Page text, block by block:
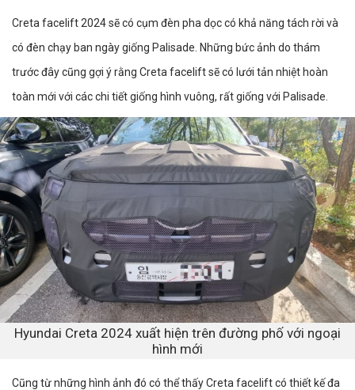
Creta facelift 2024 sẽ có cụm đèn pha dọc có khả năng tách rời và
có đèn chạy ban ngày giống Palisade. Những bức ảnh do thám
trước đây cũng gợi ý rằng Creta facelift sẽ có lưới tản nhiệt hoàn
toàn mới với các chi tiết giống hình vuông, rất giống với Palisade.
Hyundai Creta 2024 xuất hiện trên đường phố với ngoại
hình mới
Cũng từ những hình ảnh đó có thể thấy Creta facelift có thiết kế đa